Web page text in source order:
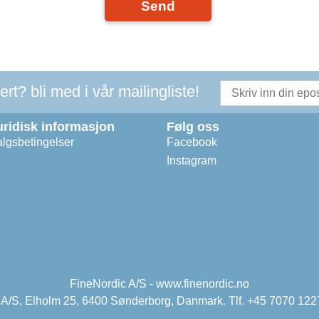
Send
bli med i vår mailingliste!
informasjon Følg oss
Facebook
Instagram
FineNordic A/S - www.finenordic.no
S, Elholm 25, 6400 Sønderborg, Danmark. Tlf. +45 7070